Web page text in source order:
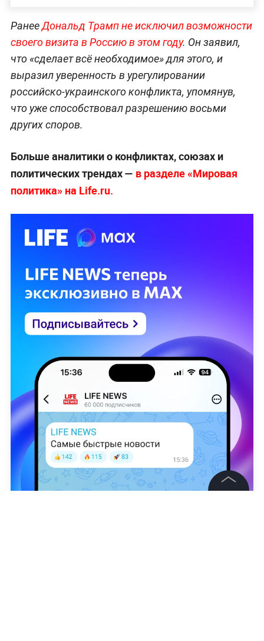
РанееДональд Трамп не исключил возможности
своего визита в Россию в этом году. Он заявил,
что «сделает всё необходимое» для этого, и
выразил уверенность в урегулировании
российско-украинского конфликта, упомянув,
что уже способствовал разрешению восьми
других споров.
Больше аналитики о конфликтах, союзах и
политических трендах — в разделе «Мировая
политика» на Life.ru.